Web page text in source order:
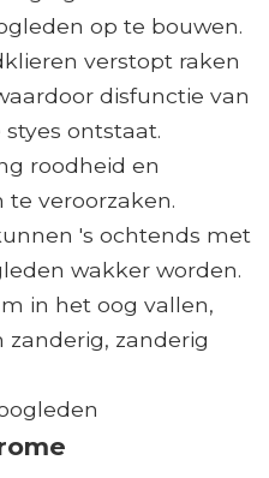
op te bouwen.
verstopt raken
disfunctie van
ontstaat.
roodheid en
veroorzaken.
's ochtends met
wakker worden.
in het oog vallen,
zanderig